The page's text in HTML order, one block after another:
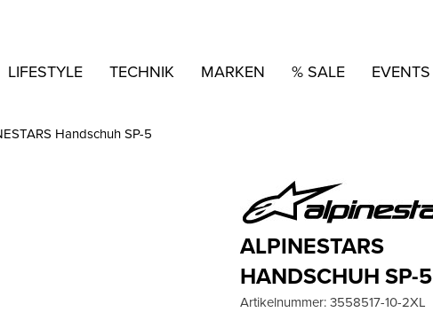
LIFESTYLE TECHNIK MARKEN % SALE EVENTS
Handschuh SP-5
ALPINESTARS
HANDSCHUH SP-5
Artikelnummer:3558517-10-2XL